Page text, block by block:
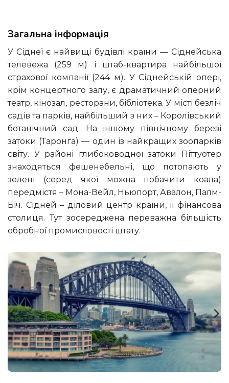
Загальна інформація
У Сіднеї є найвищі будівлі країни — Сіднейська
телевежа (259 м) і штаб-квартира найбільшої
страхової компанії (244 м). У Сіднейській опері,
крім концертного залу, є драматичний оперний
театр, кінозал, ресторани, бібліотека. У місті безліч
садів та парків, найбільший з них – Королівський
ботанічний сад. На іншому північному березі
затоки (Таронга) — один із найкращих зоопарків
світу. У районі глибоководної затоки Піттуотер
знаходяться фешенебельні, що потопають у
зелені (серед якої можна побачити коала)
передмістя – Мона-Вейл, Ньюпорт, Авалон, Палм-
Біч. Сідней – діловий центр країни, її фінансова
столиця. Тут зосереджена переважна більшість
обробної промисловості штату.